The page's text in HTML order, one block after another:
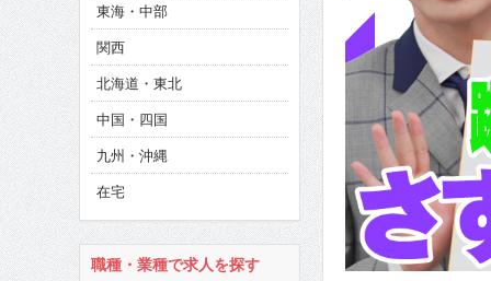
東海・中部
関西
北海道・東北
中国・四国
九州・沖縄
在宅
職種・業種で求人を探す